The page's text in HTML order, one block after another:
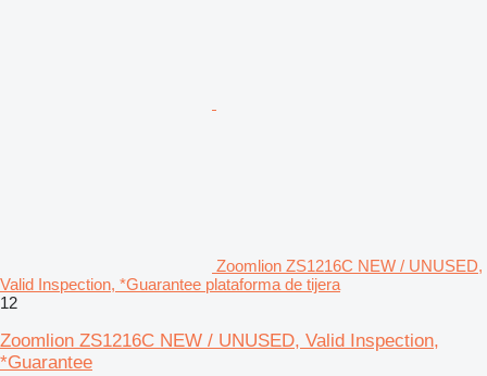
Zoomlion ZS1216C NEW / UNUSED,
Valid Inspection, *Guarantee plataforma de tijera
12
Zoomlion ZS1216C NEW / UNUSED, Valid Inspection,
*Guarantee